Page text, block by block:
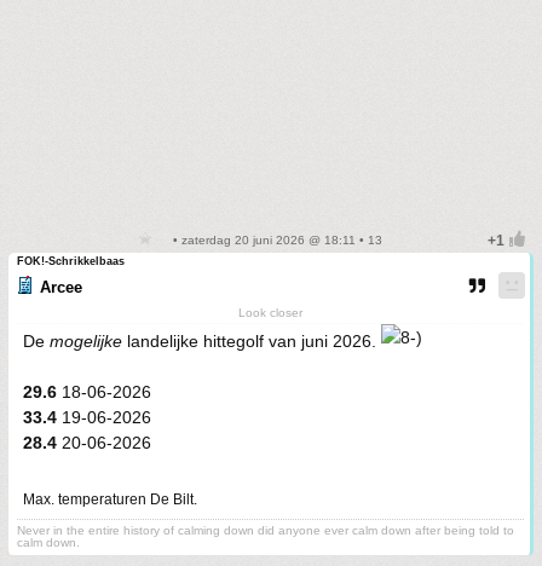
• zaterdag 20 juni 2026 @ 18:11 • 13
FOK!-Schrikkelbaas
Arcee
Look closer
De mogelijke landelijke hittegolf van juni 2026.
29.6 18-06-2026
33.4 19-06-2026
28.4 20-06-2026
Max. temperaturen De Bilt.
Never in the entire history of calming down did anyone ever calm down after being told to
calm down.